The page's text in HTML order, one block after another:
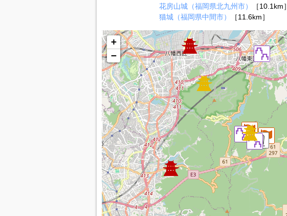
花房山城（福岡県北九州市）
［10.1km］
猫城（福岡県中間市）
［11.6km］
+
−